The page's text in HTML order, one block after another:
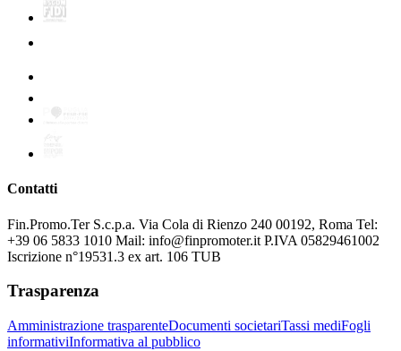
Contatti
Fin.Promo.Ter S.c.p.a. Via Cola di Rienzo 240 00192, Roma Tel:
+39 06 5833 1010 Mail: info@finpromoter.it P.IVA 05829461002
Iscrizione n°19531.3 ex art. 106 TUB
Trasparenza
Amministrazione trasparenteDocumenti societariTassi mediFogli
informativiInformativa al pubblico